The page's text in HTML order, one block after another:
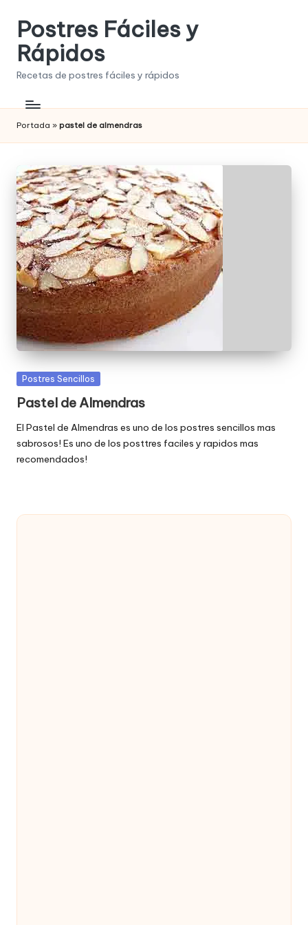
Saltar
contenido
Postres Fáciles y
Rápidos
Recetas de postres fáciles y rápidos
Portada » pastel de almendras
Publicada
Postres Sencillos
Pastel de Almendras
El Pastel de Almendras es uno de los postres sencillos mas
sabrosos! Es uno de los posttres faciles y rapidos mas
recomendados!